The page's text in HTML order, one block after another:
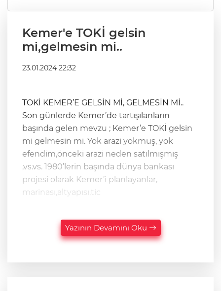
Kemer'e TOKİ gelsin
mi,gelmesin mi..
23.01.2024 22:32
TOKİ KEMER’E GELSİN Mİ, GELMESİN Mİ..
Son günlerde Kemer’de tartışılanların
başında gelen mevzu ; Kemer’e TOKİ gelsin
mi gelmesin mi. Yok arazi yokmuş, yok
efendim,önceki arazi neden satılmışmış
,vs.vs. 1980’lerin başında dünya bankası
projesi olarak Kemer’i planlayanlar,
marinası,altyapısı,tic
Yazının Devamını Oku